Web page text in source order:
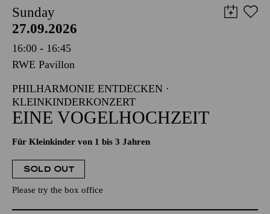
Sunday
27.09.2026
16:00 - 16:45
RWE Pavillon
PHILHARMONIE ENTDECKEN ·
KLEINKINDERKONZERT
EINE VOGELHOCHZEIT
Für Kleinkinder von 1 bis 3 Jahren
SOLD OUT
Please try the box office